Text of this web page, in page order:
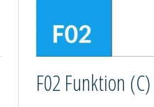
F02 Funktion (C)